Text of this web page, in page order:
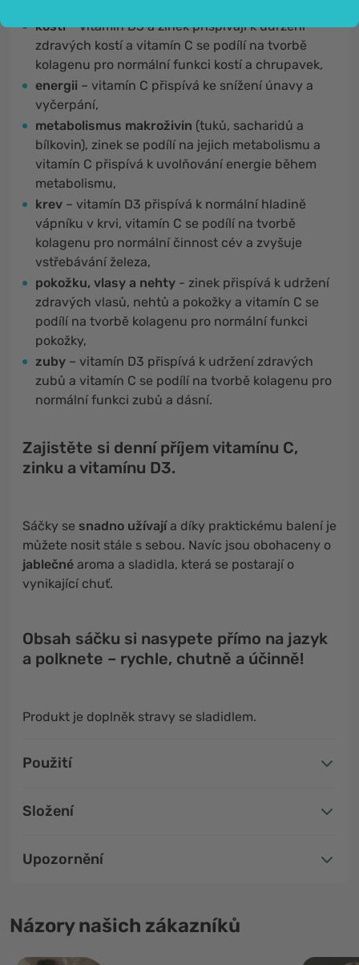
kosti– vitamín D3 a zinek přispívají k udržení
zdravých kostí a vitamín C se podílí na tvorbě
kolagenu pro normální funkci kostí a chrupavek,
energii – vitamín C přispívá ke snížení únavy a
vyčerpání,
metabolismus makroživin (tuků, sacharidů a
bílkovin), zinek se podílí na jejich metabolismu a
vitamín C přispívá k uvolňování energie během
metabolismu,
krev – vitamín D3 přispívá k normální hladině
vápníku v krvi, vitamín C se podílí na tvorbě
kolagenu pro normální činnost cév a zvyšuje
vstřebávání železa,
pokožku, vlasy a nehty - zinek přispívá k udržení
zdravých vlasů, nehtů a pokožky a vitamín C se
podílí na tvorbě kolagenu pro normální funkci
pokožky,
zuby – vitamín D3 přispívá k udržení zdravých
zubů a vitamín C se podílí na tvorbě kolagenu pro
normální funkci zubů a dásní.
Zajistěte si denní příjem vitamínu C,
zinku a vitamínu D3.
Sáčky se snadno užívajía díky praktickému balení je
můžete nosit stále s sebou. Navíc jsou obohaceny o
jablečné aroma a sladidla, která se postarají o
vynikající chuť.
Obsah sáčku si nasypete přímo na jazyk
a polknete – rychle, chutně a účinně!
Produkt je doplněk stravy se sladidlem.
Použití
Složení
Upozornění
Názory našich zákazníků